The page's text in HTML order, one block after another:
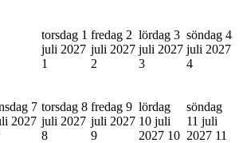
torsdag 1
juli 2027
1
fredag 2
juli 2027
2
lördag 3
juli 2027
3
söndag 4
juli 2027
4
7
2027
torsdag 8
juli 2027
8
fredag 9
juli 2027
9
lördag
10 juli
2027 10
söndag
11 juli
2027 11